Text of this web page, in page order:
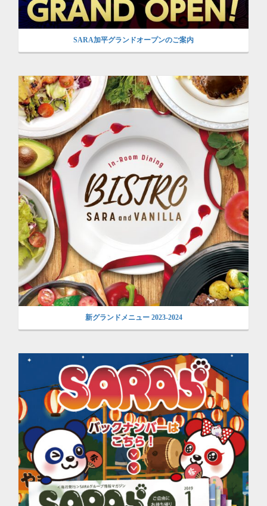
SARA加平グランドオープンのご案内
新グランドメニュー 2023-2024